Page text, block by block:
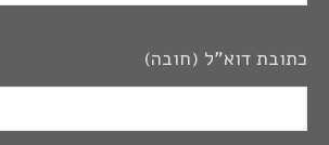
כתובת דוא"ל (חובה)